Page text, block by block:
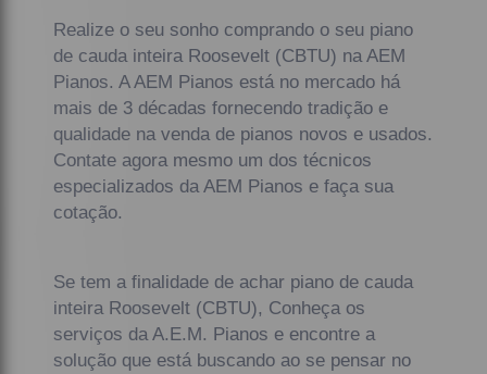
Realize o seu sonho comprando o seu piano
de cauda inteira Roosevelt (CBTU) na AEM
Pianos. A AEM Pianos está no mercado há
mais de 3 décadas fornecendo tradição e
qualidade na venda de pianos novos e usados.
Contate agora mesmo um dos técnicos
especializados da AEM Pianos e faça sua
cotação.
Se tem a finalidade de achar piano de cauda
inteira Roosevelt (CBTU), Conheça os
serviços da A.E.M. Pianos e encontre a
solução que está buscando ao se pensar no